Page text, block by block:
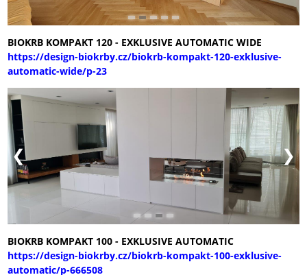
BIOKRB KOMPAKT 120 - EXKLUSIVE AUTOMATIC WIDE
https://design-biokrby.cz/biokrb-kompakt-120-exklusive-
automatic-wide/p-23
BIOKRB KOMPAKT 100 - EXKLUSIVE AUTOMATIC
https://design-biokrby.cz/biokrb-kompakt-100-exklusive-
automatic/p-666508